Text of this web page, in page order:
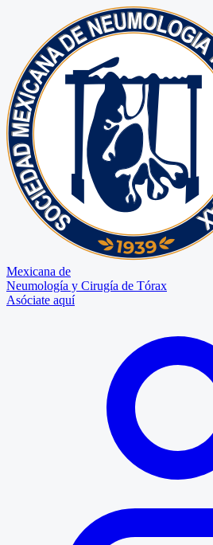
Mexicana de
Neumología y Cirugía de Tórax
Asóciate aquí